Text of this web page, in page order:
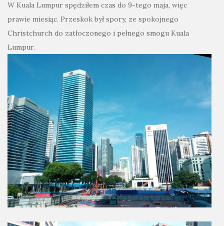
W Kuala Lumpur spędziłem czas do 9-tego maja, więc
prawie miesiąc. Przeskok był spory, ze spokojnego
Christchurch do zatłoczonego i pełnego smogu Kuala
Lumpur.